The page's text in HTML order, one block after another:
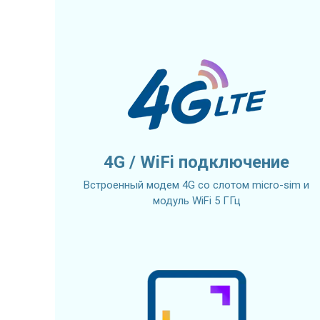
4G / WiFi подключение
Встроенный модем 4G со слотом micro-sim и
модуль WiFi 5 ГГц